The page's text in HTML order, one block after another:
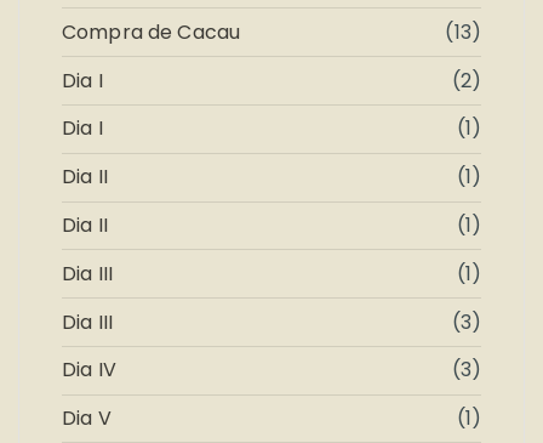
Compra de Cacau
(13)
Dia I
(2)
Dia I
(1)
Dia II
(1)
Dia II
(1)
Dia III
(1)
Dia III
(3)
Dia IV
(3)
Dia V
(1)